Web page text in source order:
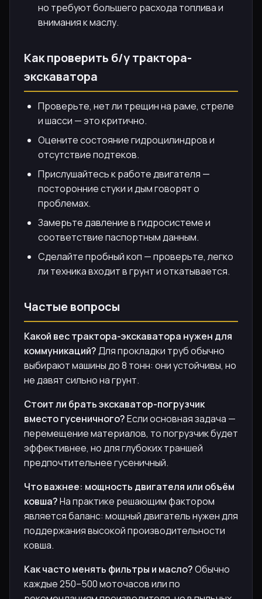
но требуют большего расхода топлива и
внимания к маслу.
Как проверить б/у трактора-
экскаватора
Проверьте, нет ли трещин на раме, стреле
и шасси — это критично.
Оцените состояние гидроцилиндров и
отсутствие подтеков.
Прислушайтесь к работе двигателя —
посторонние стуки и дым говорят о
проблемах.
Замерьте давление в гидросистеме и
соответствие паспортным данным.
Сделайте пробный коп — проверьте, легко
ли техника входит в грунт и откатывается.
Частые вопросы
Какой вес трактора-экскаватора нужен для
коммуникаций?Для прокладки труб обычно
выбирают машины до 8 тонн: они устойчивы, но
не давят сильно на грунт.
Стоит ли брать экскаватор-погрузчик
вместо гусеничного?Если основная задача —
перемещение материалов, то погрузчик будет
эффективнее, но для глубоких траншей
предпочтительнее гусеничный.
Что важнее: мощность двигателя или объём
ковша?На практике решающим фактором
является баланс: мощный двигатель нужен для
поддержания высокой производительности
ковша.
Как часто менять фильтры и масло?Обычно
каждые 250–500 моточасов или по